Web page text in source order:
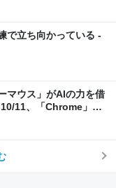
で立ち向かっている -
マウス」がAIの力を借
11、「Chrome」も